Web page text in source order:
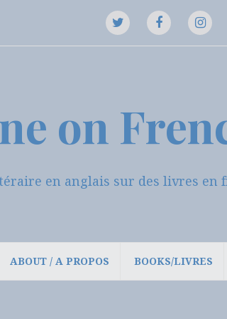
Twitter
Facebook
on
en anglais sur des livres en
ABOUT / A PROPOS BOOKS/LIVRES